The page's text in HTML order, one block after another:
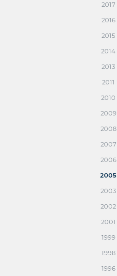
2017
2016
2015
2014
2013
2011
2010
2009
2008
2007
2006
2005
2003
2002
2001
1999
1998
1996